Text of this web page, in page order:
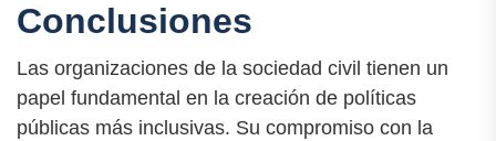
Conclusiones
Las organizaciones de la sociedad civil tienen un
papel fundamental en la creación de políticas
públicas más inclusivas. Su compromiso con la